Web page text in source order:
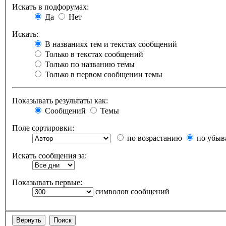
Искать в подфорумах:
Да
Нет
Искать:
В названиях тем и текстах сообщений
Только в текстах сообщений
Только по названию темы
Только в первом сообщении темы
Показывать результаты как:
Сообщений
Темы
Поле сортировки:
по возрастанию
по
Искать сообщения за:
Показывать первые:
символов сообщений